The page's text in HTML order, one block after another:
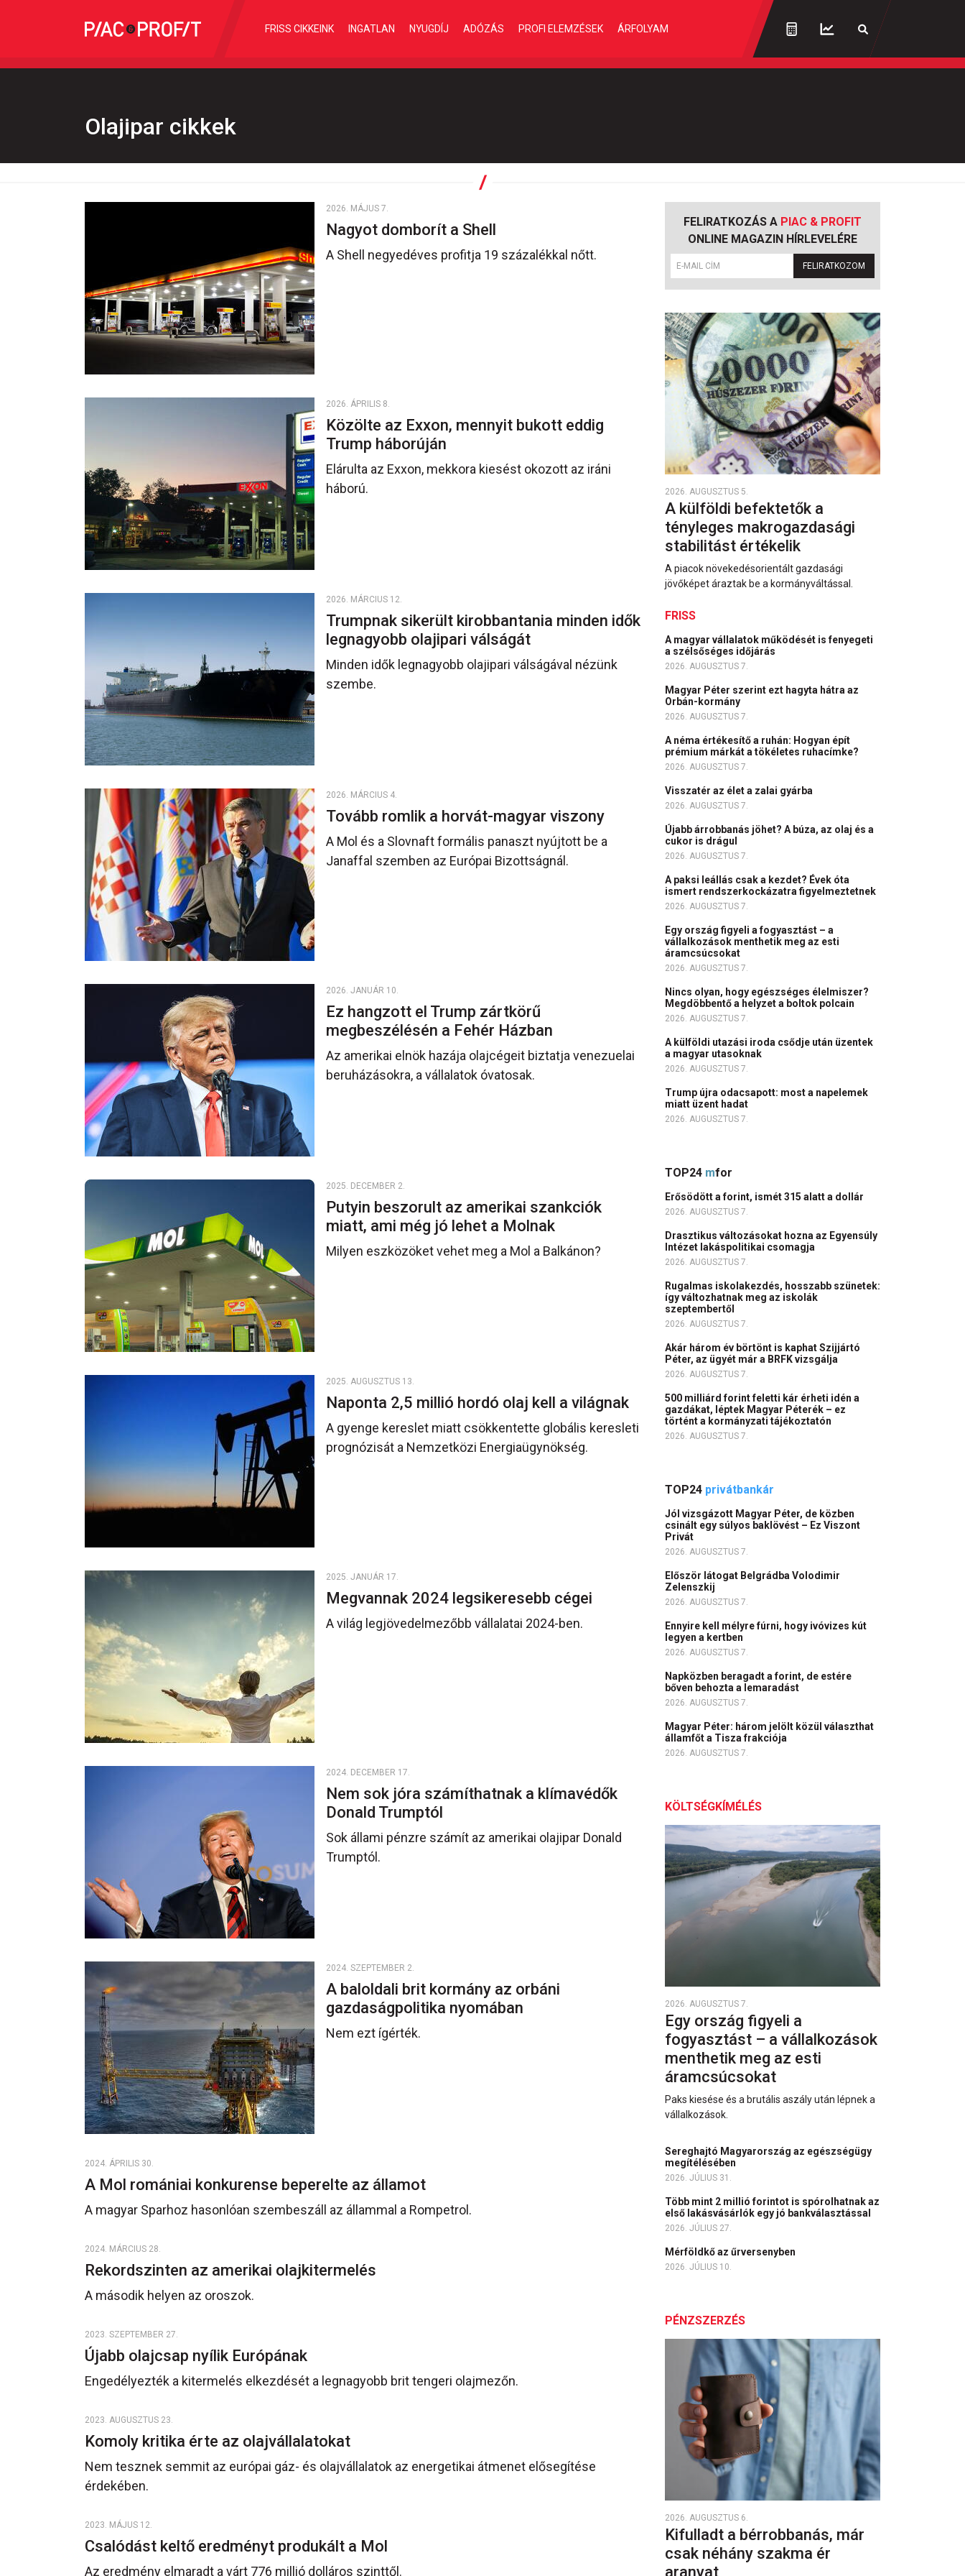
FRISS CIKKEINK INGATLAN NYUGDÍJ ADÓZÁS PROFI ELEMZÉSEK ÁRFOLYAM
Olajipar cikkek
2026. MÁJUS 7.
Nagyot domborít a Shell
A Shell negyedéves profitja 19 százalékkal nőtt.
2026. ÁPRILIS 8.
Közölte az Exxon, mennyit bukott eddig
Trump háborúján
Elárulta az Exxon, mekkora kiesést okozott az iráni
háború.
2026. MÁRCIUS 12.
Trumpnak sikerült kirobbantania minden idők
legnagyobb olajipari válságát
Minden idők legnagyobb olajipari válságával nézünk
szembe.
2026. MÁRCIUS 4.
Tovább romlik a horvát-magyar viszony
A Mol és a Slovnaft formális panaszt nyújtott be a
Janaffal szemben az Európai Bizottságnál.
2026. JANUÁR 10.
Ez hangzott el Trump zártkörű
megbeszélésén a Fehér Házban
Az amerikai elnök hazája olajcégeit biztatja venezuelai
beruházásokra, a vállalatok óvatosak.
2025. DECEMBER 2.
Putyin beszorult az amerikai szankciók
miatt, ami még jó lehet a Molnak
Milyen eszközöket vehet meg a Mol a Balkánon?
2025. AUGUSZTUS 13.
Naponta 2,5 millió hordó olaj kell a világnak
A gyenge kereslet miatt csökkentette globális keresleti
prognózisát a Nemzetközi Energiaügynökség.
2025. JANUÁR 17.
Megvannak 2024 legsikeresebb cégei
A világ legjövedelmezőbb vállalatai 2024-ben.
2024. DECEMBER 17.
Nem sok jóra számíthatnak a klímavédők
Donald Trumptól
Sok állami pénzre számít az amerikai olajipar Donald
Trumptól.
2024. SZEPTEMBER 2.
A baloldali brit kormány az orbáni
gazdaságpolitika nyomában
Nem ezt ígérték.
2024. ÁPRILIS 30.
A Mol romániai konkurense beperelte az államot
A magyar Sparhoz hasonlóan szembeszáll az állammal a Rompetrol.
2024. MÁRCIUS 28.
Rekordszinten az amerikai olajkitermelés
A második helyen az oroszok.
2023. SZEPTEMBER 27.
Újabb olajcsap nyílik Európának
Engedélyezték a kitermelés elkezdését a legnagyobb brit tengeri olajmezőn.
2023. AUGUSZTUS 23.
Komoly kritika érte az olajvállalatokat
Nem tesznek semmit az európai gáz- és olajvállalatok az energetikai átmenet elősegítése
érdekében.
2023. MÁJUS 12.
Csalódást keltő eredményt produkált a Mol
Az eredmény elmaradt a várt 776 millió dolláros szinttől.
FELIRATKOZÁS A PIAC & PROFIT
ONLINE MAGAZIN HÍRLEVELÉRE
FELIRATKOZOM
2026. AUGUSZTUS 5.
A külföldi befektetők a
tényleges makrogazdasági
stabilitást értékelik
A piacok növekedésorientált gazdasági
jövőképet áraztak be a kormányváltással.
FRISS
A magyar vállalatok működését is fenyegeti
a szélsőséges időjárás
2026. AUGUSZTUS 7.
Magyar Péter szerint ezt hagyta hátra az
Orbán-kormány
2026. AUGUSZTUS 7.
A néma értékesítő a ruhán: Hogyan épít
prémium márkát a tökéletes ruhacímke?
2026. AUGUSZTUS 7.
Visszatér az élet a zalai gyárba
2026. AUGUSZTUS 7.
Újabb árrobbanás jöhet? A búza, az olaj és a
cukor is drágul
2026. AUGUSZTUS 7.
A paksi leállás csak a kezdet? Évek óta
ismert rendszerkockázatra figyelmeztetnek
2026. AUGUSZTUS 7.
Egy ország figyeli a fogyasztást – a
vállalkozások menthetik meg az esti
áramcsúcsokat
2026. AUGUSZTUS 7.
Nincs olyan, hogy egészséges élelmiszer?
Megdöbbentő a helyzet a boltok polcain
2026. AUGUSZTUS 7.
A külföldi utazási iroda csődje után üzentek
a magyar utasoknak
2026. AUGUSZTUS 7.
Trump újra odacsapott: most a napelemek
miatt üzent hadat
2026. AUGUSZTUS 7.
TOP24 mfor
Erősödött a forint, ismét 315 alatt a dollár
2026. AUGUSZTUS 7.
Drasztikus változásokat hozna az Egyensúly
Intézet lakáspolitikai csomagja
2026. AUGUSZTUS 7.
Rugalmas iskolakezdés, hosszabb szünetek:
így változhatnak meg az iskolák
szeptembertől
2026. AUGUSZTUS 7.
Akár három év börtönt is kaphat Szijjártó
Péter, az ügyét már a BRFK vizsgálja
2026. AUGUSZTUS 7.
500 milliárd forint feletti kár érheti idén a
gazdákat, léptek Magyar Péterék – ez
történt a kormányzati tájékoztatón
2026. AUGUSZTUS 7.
TOP24 privátbankár
Jól vizsgázott Magyar Péter, de közben
csinált egy súlyos baklövést – Ez Viszont
Privát
2026. AUGUSZTUS 7.
Először látogat Belgrádba Volodimir
Zelenszkij
2026. AUGUSZTUS 7.
Ennyire kell mélyre fúrni, hogy ivóvizes kút
legyen a kertben
2026. AUGUSZTUS 7.
Napközben beragadt a forint, de estére
bőven behozta a lemaradást
2026. AUGUSZTUS 7.
Magyar Péter: három jelölt közül választhat
államfőt a Tisza frakciója
2026. AUGUSZTUS 7.
KÖLTSÉGKÍMÉLÉS
2026. AUGUSZTUS 7.
Egy ország figyeli a
fogyasztást – a vállalkozások
menthetik meg az esti
áramcsúcsokat
Paks kiesése és a brutális aszály után lépnek a
vállalkozások.
Sereghajtó Magyarország az egészségügy
megítélésében
2026. JÚLIUS 31.
Több mint 2 millió forintot is spórolhatnak az
első lakásvásárlók egy jó bankválasztással
2026. JÚLIUS 27.
Mérföldkő az űrversenyben
2026. JÚLIUS 10.
PÉNZSZERZÉS
2026. AUGUSZTUS 6.
Kifulladt a bérrobbanás, már
csak néhány szakma ér
aranyat